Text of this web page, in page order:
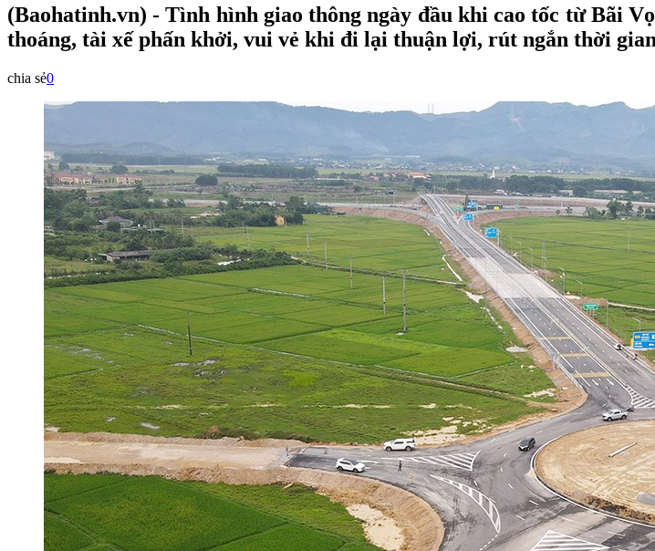
(Baohatinh.vn) - Tình hình giao thông ngày đầu khi cao tốc từ Bãi
thoáng, tài xế phấn khởi, vui vẻ khi đi lại thuận lợi, rút ngắn thời
chia sẻ0